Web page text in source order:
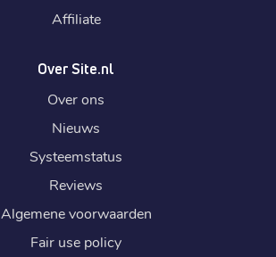
Affiliate
Over Site.nl
Over ons
Nieuws
Systeemstatus
Reviews
Algemene voorwaarden
Fair use policy